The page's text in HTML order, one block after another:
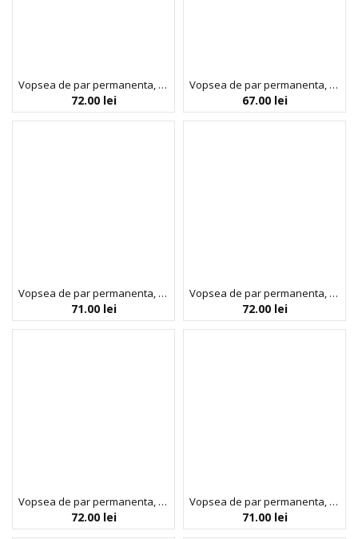
Vopsea de par permanenta, fara amoniac, cu proteina de orez si ulei de in organic, 3.0 Saten inchis, NOAH, 140 ml
72.00 lei
Vopsea de par permanenta, fara amoniac, cu proteina de orez si ulei de in organic, 4.0 Saten, NOAH, 140 ml
67.00 lei
Vopsea de par permanenta, fara amoniac, cu proteina de orez si ulei de in organic, 4.0 Saten, NOAH, 140 ml
71.00 lei
Vopsea de par permanenta, fara amoniac, cu proteina de orez si ulei de in organic, 5.0 Saten deschis, NOAH, 140 ml
72.00 lei
Vopsea de par permanenta, fara amoniac, cu proteina de orez si ulei de in organic, 5.3 Saten auriu deschis, NOAH, 140 ml
72.00 lei
Vopsea de par permanenta, fara amoniac, cu proteina de orez si ulei de in organic, 6.0 Blond inchis, NOAH COLOR kit, 140 ml
71.00 lei